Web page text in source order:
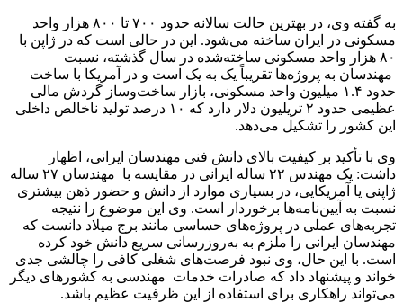
به گفته وی، در بهترین حالت سالانه حدود ۷۰۰ تا ۸۰۰ هزار واحد
مسکونی در ایران ساخته می‌شود. این در حالی است که در ژاپن با
۸۰ هزار واحد مسکونی ساخته‌شده در سال گذشته، نسبت
مهندسان به پروژه‌ها تقریباً یک به یک است و در آمریکا با ساخت
حدود ۱.۴ میلیون واحد مسکونی، بازار ساخت‌وساز گردش مالی
عظیمی حدود ۲ تریلیون دلار دارد که ۱۰ درصد تولید ناخالص داخلی
این کشور را تشکیل می‌دهد.
وی با تأکید بر کیفیت بالای دانش فنی مهندسان ایرانی، اظهار
داشت: یک مهندس ۲۲ ساله ایرانی در مقایسه با مهندسان ۲۷ ساله
ژاپنی یا آمریکایی، در بسیاری موارد از دانش و حضور ذهن بیشتری
نسبت به آیین‌نامه‌ها برخوردار است. وی این موضوع را نتیجه
تجربه‌های عملی در پروژه‌های حساسی مانند برج میلاد دانست که
مهندسان ایرانی را ملزم به به‌روزرسانی سریع دانش خود کرده
است. با این حال، وی نبود فرصت‌های شغلی کافی را چالشی جدی
خواند و پیشنهاد داد که صادرات خدمات مهندسی به کشورهای دیگر
می‌تواند راهکاری برای استفاده از این ظرفیت عظیم باشد.